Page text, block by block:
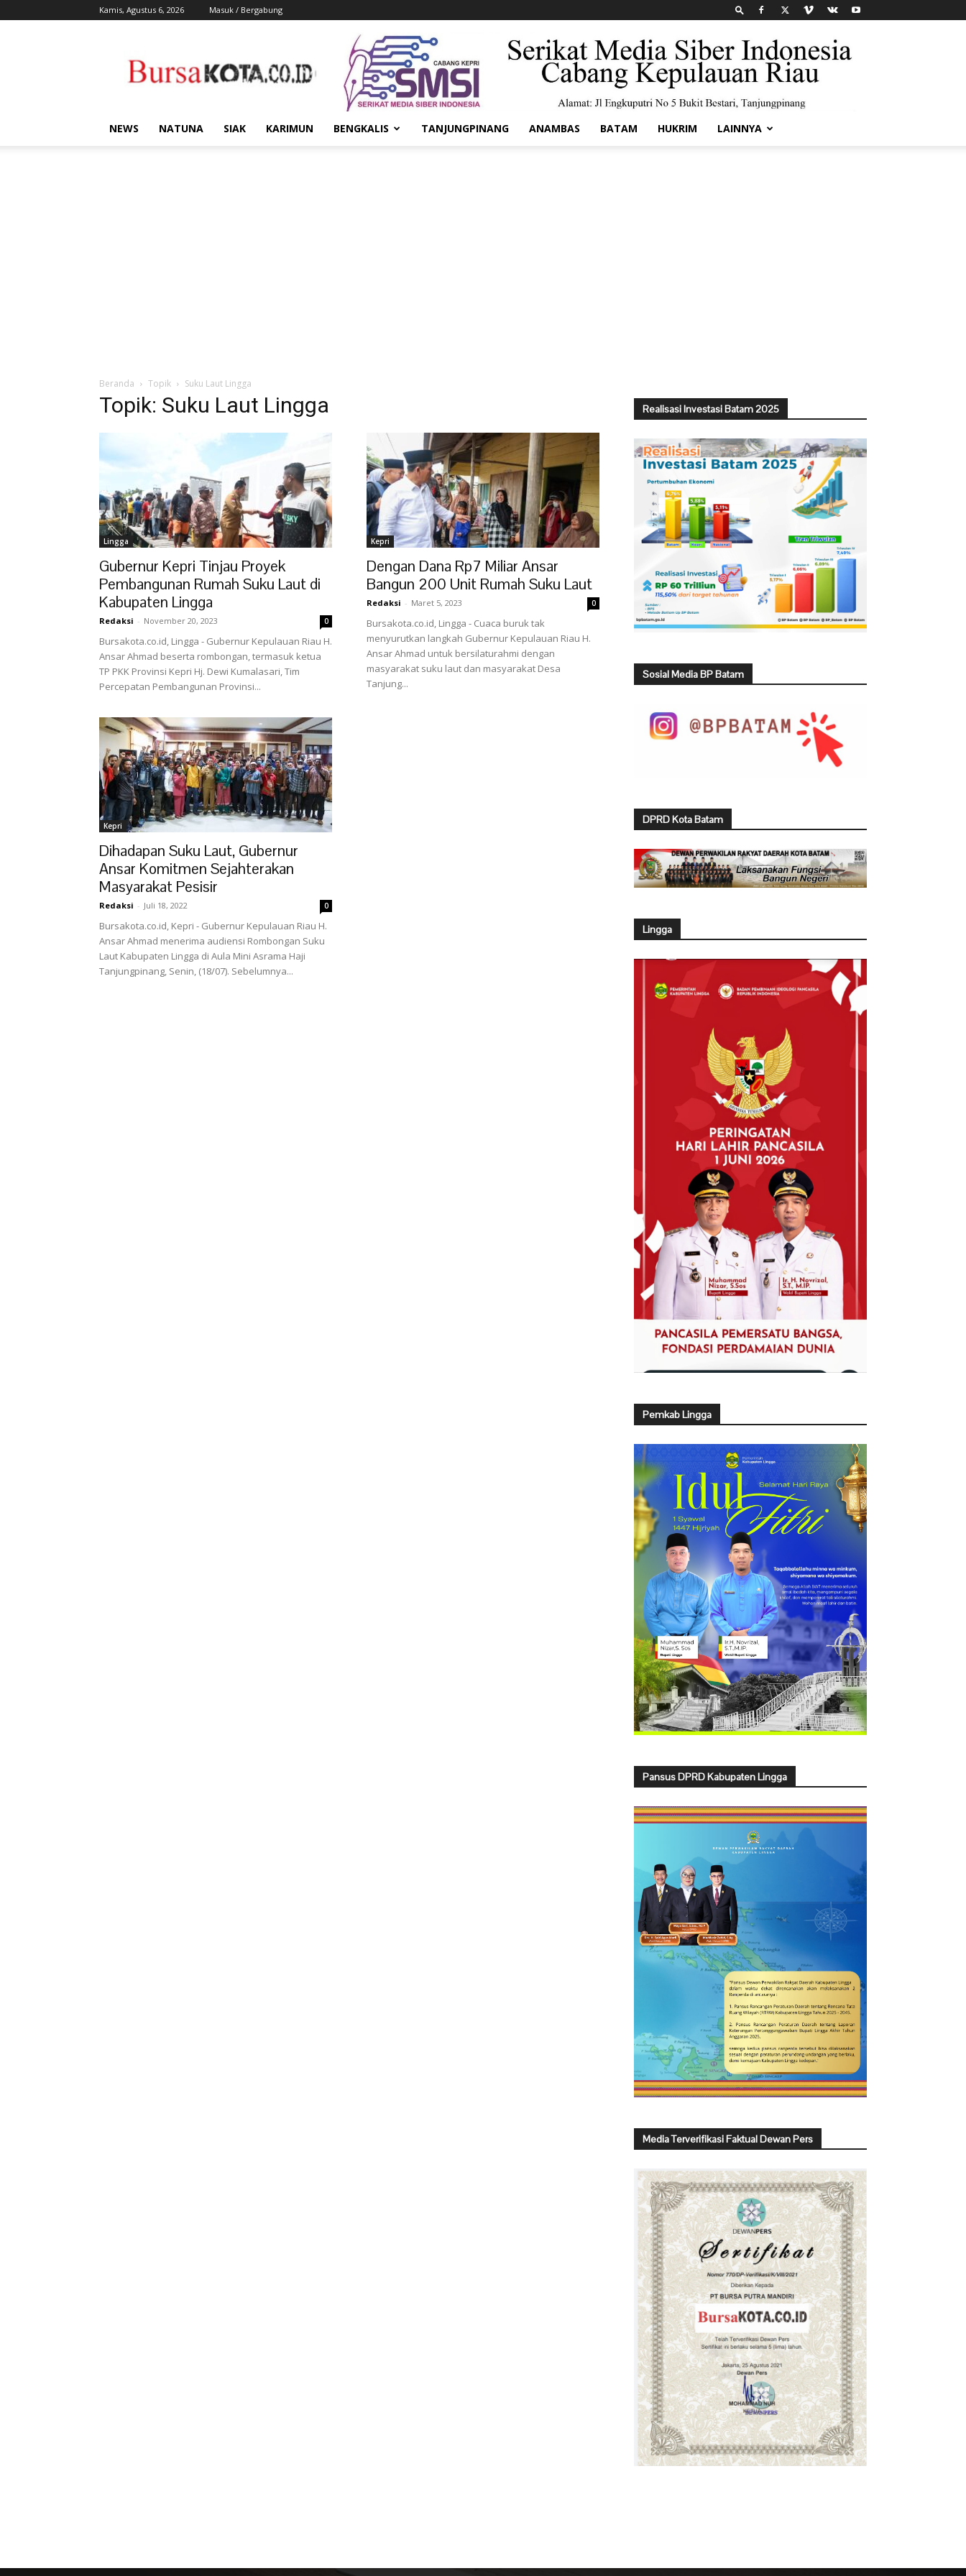
Kamis, Agustus 6, 2026 Masuk / Bergabung
Kota
NEWS NATUNA SIAK KARIMUN BENGKALIS TANJUNGPINANG ANAMBAS BATAM HUKRIM LAINNYA
Beranda Topik Suku Laut Lingga
Topik: Suku Laut Lingga
Lingga
Gubernur Kepri Tinjau Proyek
Pembangunan Rumah Suku Laut di
Kabupaten Lingga
Redaksi - November 20, 2023 0
Bursakota.co.id, Lingga - Gubernur Kepulauan Riau H.
Ansar Ahmad beserta rombongan, termasuk ketua
TP PKK Provinsi Kepri Hj. Dewi Kumalasari, Tim
Percepatan Pembangunan Provinsi...
Kepri
Dengan Dana Rp7 Miliar Ansar
Bangun 200 Unit Rumah Suku Laut
Redaksi - Maret 5, 2023 0
Bursakota.co.id, Lingga - Cuaca buruk tak
menyurutkan langkah Gubernur Kepulauan Riau H.
Ansar Ahmad untuk bersilaturahmi dengan
masyarakat suku laut dan masyarakat Desa
Tanjung...
Kepri
Dihadapan Suku Laut, Gubernur
Ansar Komitmen Sejahterakan
Masyarakat Pesisir
Redaksi - Juli 18, 2022 0
Bursakota.co.id, Kepri - Gubernur Kepulauan Riau H.
Ansar Ahmad menerima audiensi Rombongan Suku
Laut Kabupaten Lingga di Aula Mini Asrama Haji
Tanjungpinang, Senin, (18/07). Sebelumnya...
Realisasi Investasi Batam 2025
Sosial Media BP Batam
DPRD Kota Batam
Lingga
Pemkab Lingga
Pansus DPRD Kabupaten Lingga
Media Terverifikasi Faktual Dewan Pers